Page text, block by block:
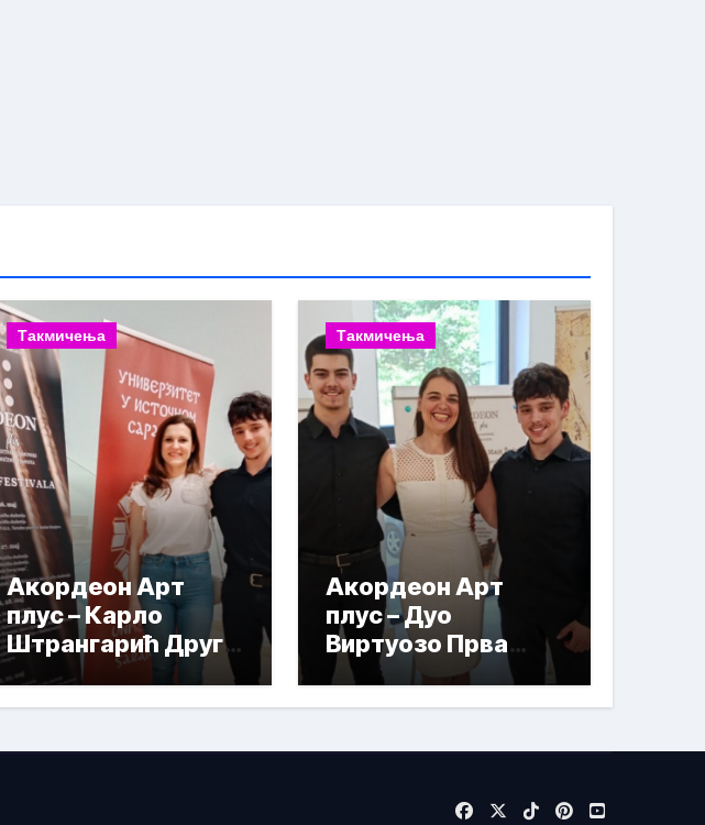
Такмичења
Акордеон Арт
плус – Карло
Штрангарић Друга
Награда
Такмичења
Акордеон Арт
плус – Дуо
Виртуозо Прва
награда